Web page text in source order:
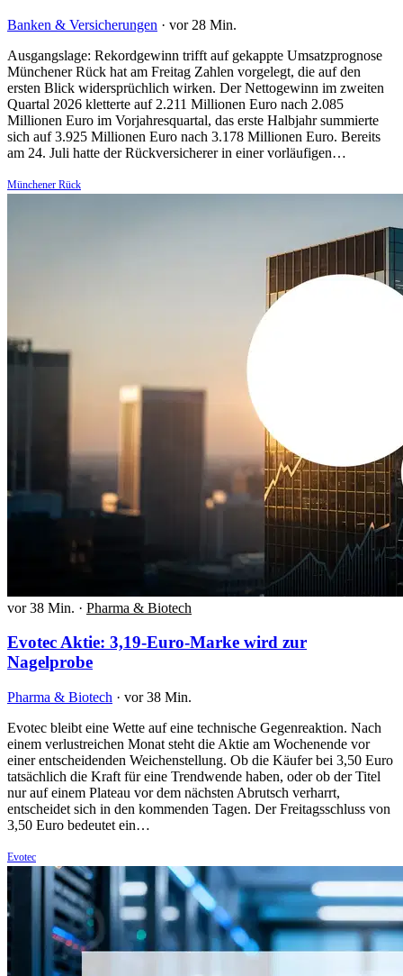
Banken & Versicherungen · vor 28 Min.
Ausgangslage: Rekordgewinn trifft auf gekappte Umsatzprognose
Münchener Rück hat am Freitag Zahlen vorgelegt, die auf den
ersten Blick widersprüchlich wirken. Der Nettogewinn im zweiten
Quartal 2026 kletterte auf 2.211 Millionen Euro nach 2.085
Millionen Euro im Vorjahresquartal, das erste Halbjahr summierte
sich auf 3.925 Millionen Euro nach 3.178 Millionen Euro. Bereits
am 24. Juli hatte der Rückversicherer in einer vorläufigen…
Münchener Rück
vor 38 Min. · Pharma & Biotech
Evotec Aktie: 3,19-Euro-Marke wird zur
Nagelprobe
Pharma & Biotech · vor 38 Min.
Evotec bleibt eine Wette auf eine technische Gegenreaktion. Nach
einem verlustreichen Monat steht die Aktie am Wochenende vor
einer entscheidenden Weichenstellung. Ob die Käufer bei 3,50 Euro
tatsächlich die Kraft für eine Trendwende haben, oder ob der Titel
nur auf einem Plateau vor dem nächsten Abrutsch verharrt,
entscheidet sich in den kommenden Tagen. Der Freitagsschluss von
3,50 Euro bedeutet ein…
Evotec